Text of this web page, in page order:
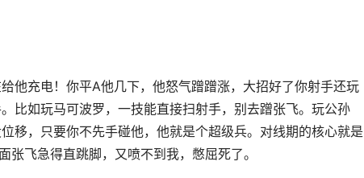
他充电！你平A他几下，他怒气蹭蹭涨，大招好了你射手还玩
比如玩马可波罗，一技能直接扫射手，别去蹭张飞。玩公孙
移，只要你不先手碰他，他就是个超级兵。对线期的核心就是
张飞急得直跳脚，又喷不到我，憋屈死了。